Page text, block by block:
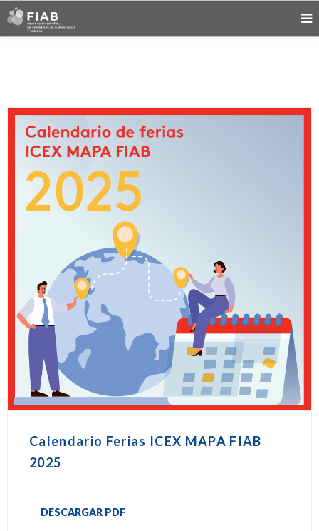
Calendario Ferias ICEX MAPA FIAB
2025
DESCARGAR PDF